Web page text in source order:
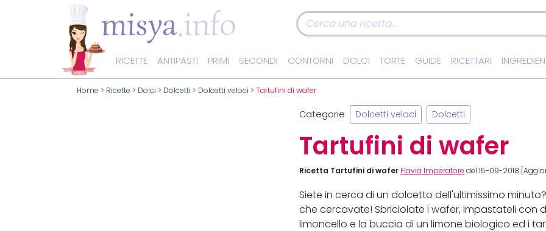
RICETTE ANTIPASTI PRIMI SECONDI CONTORNI DOLCI TORTE GUIDE RICETTARI
Home > Ricette > Dolci > Dolcetti > Dolcetti veloci > Tartufini di wafer
Categorie Dolcetti veloci Dolcetti
Tartufini di wafer
Ricetta Tartufini di wafer Flavia Imperatore del 15-09-2018
Siete in cerca di un dolcetto dell'ultimissimo
che cercavate! Sbriciolate i wafer, impastateli con
limoncello e la buccia di un limone biologico ed i